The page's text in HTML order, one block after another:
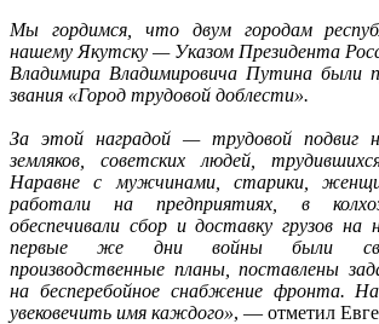
Мы гордимся, что двум городам
нашему Якутску — Указом Президента
Владимира Владимировича Путина были
звания «Город трудовой доблести».
За этой наградой — трудовой подвиг
земляков, советских людей,
Наравне с мужчинами, старики,
работали на предприятиях, в
обеспечивали сбор и доставку грузов
первые же дни войны были
производственные планы, поставлены
на бесперебойное снабжение фронта.
увековечить имя каждого», — отметил